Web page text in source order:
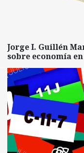
Jorge I. Guillén
sobre economía